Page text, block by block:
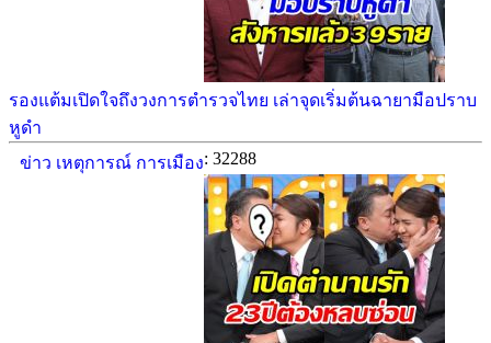
รองแต้มเปิดใจถึงวงการตำรวจไทย เล่าจุดเริ่มต้นฉายามือปราบ
หูดำ
ข่าว เหตุการณ์ การเมือง: 32288